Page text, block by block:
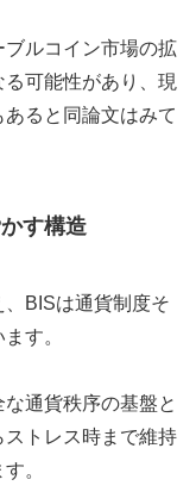
ルコイン市場の拡
可能性があり、現
ると同論文はみて
す構造
BISは通貨制度そ
す。
通貨秩序の基盤と
トレス時まで維持
。